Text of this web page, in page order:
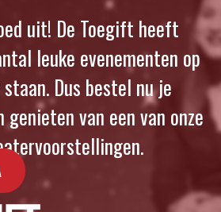
uit! De Toegift heeft
leuke evenementen op
Dus bestel nu je
van een van onze